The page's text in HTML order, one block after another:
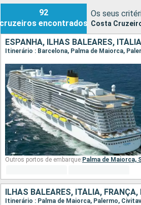
92
cruzeiros encontrados
Os seus
Costa
ESPANHA, ILHAS BALEARES,
Itinerário : Barcelona, Palma de Maiorca,
Outros portos de embarque: Palma de Maiorca,
ILHAS BALEARES, ITÁLIA, FRANÇA,
Itinerário : Palma de Maiorca, Palermo,